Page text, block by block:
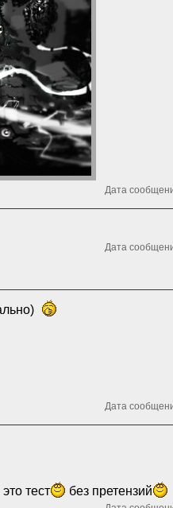
Дата
Дата
Дата
тест без претензий